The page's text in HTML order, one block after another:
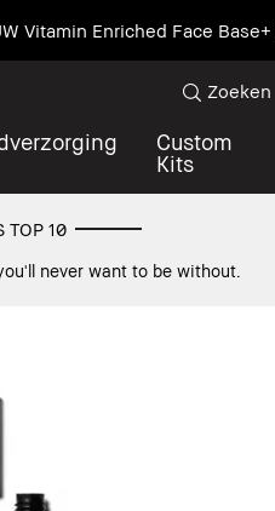
Vitamin Enriched Face Base+
Custom
Kits
Zoeken
TOP 10
never want to be without.